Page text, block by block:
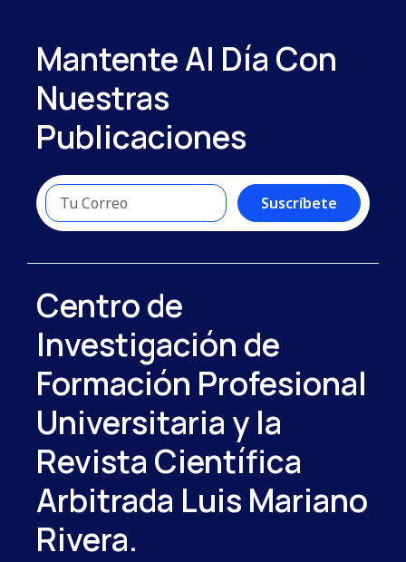
Mantente Al Día Con
Nuestras
Publicaciones
Suscríbete
Centro de
Investigación de
Formación Profesional
Universitaria y la
Revista Científica
Arbitrada Luis Mariano
Rivera.